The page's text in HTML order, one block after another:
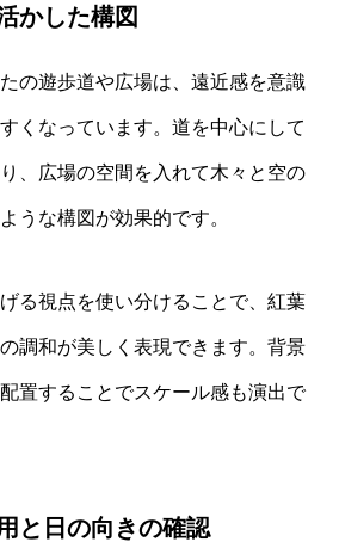
かした構図
の遊歩道や広場は、遠近感を意識
くなっています。道を中心にして
、広場の空間を入れて木々と空の
うな構図が効果的です。
る視点を使い分けることで、紅葉
調和が美しく表現できます。背景
置することでスケール感も演出で
と日の向きの確認